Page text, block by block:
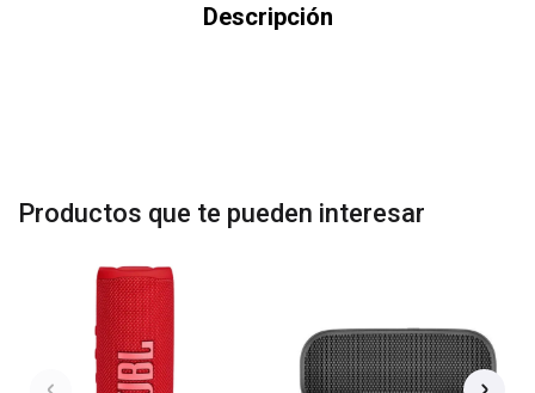
Descripción
Productos que te pueden interesar